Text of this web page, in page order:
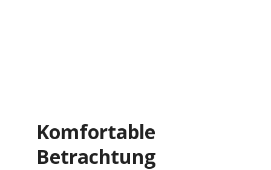
Komfortable
Betrachtung